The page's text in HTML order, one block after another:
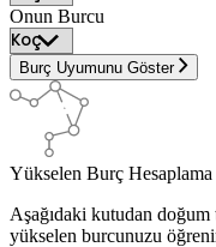
Onun Burcu
Burç Uyumunu Göster
Yükselen Burç Hesaplama
Aşağıdaki kutudan doğum
yükselen burcunuzu